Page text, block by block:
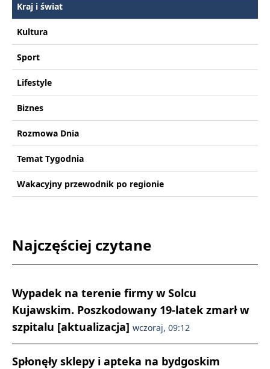
Kraj i świat
Kultura
Sport
Lifestyle
Biznes
Rozmowa Dnia
Temat Tygodnia
Wakacyjny przewodnik po regionie
Najczęściej czytane
Wypadek na terenie firmy w Solcu
Kujawskim. Poszkodowany 19-latek zmarł w
szpitalu [aktualizacja] wczoraj, 09:12
Spłonęły sklepy i apteka na bydgoskim